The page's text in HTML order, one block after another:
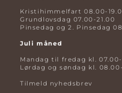
Kristihimmelfart 08.00-
Grundlovsdag 07.00-21.00
Pinsedag og 2. Pinsedag
Juli måned
Mandag til fredag kl. 07.00-
Lørdag og søndag kl.
Tilmeld nyhedsbrev